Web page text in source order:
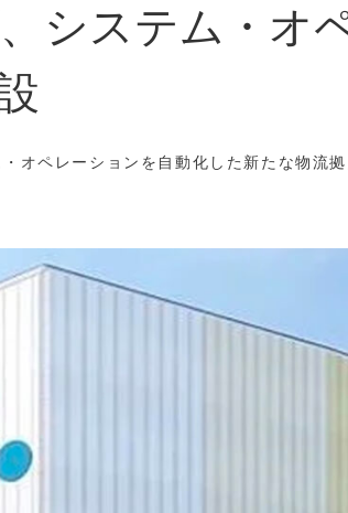
システム・オ
オペレーションを自動化した新たな物流